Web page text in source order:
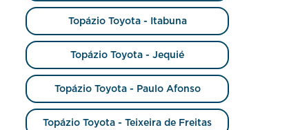
Topázio Toyota - Itabuna
Topázio Toyota - Jequié
Topázio Toyota - Paulo Afonso
Topázio Toyota - Teixeira de Freitas